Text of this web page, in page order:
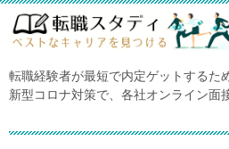
転職経験者が最短で内定ゲットする
新型コロナ対策で、各社オンライン面